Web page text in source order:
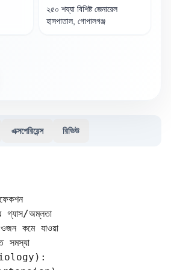
২৫০ শয্যা বিশিষ্ট জেনারেল
হাসপাতাল, গোপালগঞ্জ
এক্সপেরিয়েন্স রিভিউ
গ্যাস/অম্লতা
কমে যাওয়া
সমস্যা